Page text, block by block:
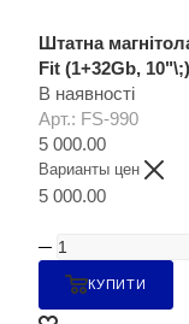
Штатна
Fit (1+32Gb,
В наявності
Арт.: FS-990
5 000.00
Варианты цен
5 000.00
КУПИТИ